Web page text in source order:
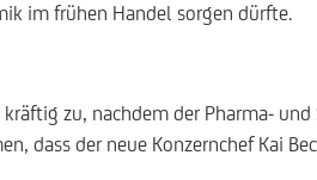
im frühen Handel sorgen dürfte.
zu, nachdem der Pharma-
dass der neue Konzernchef Kai